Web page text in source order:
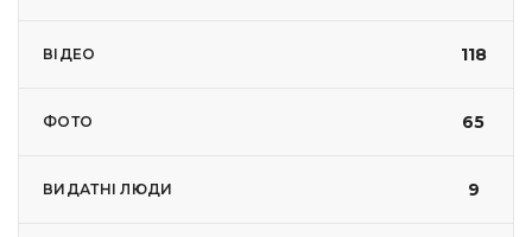
ВІДЕО 118
ФОТО 65
ВИДАТНІ ЛЮДИ 9